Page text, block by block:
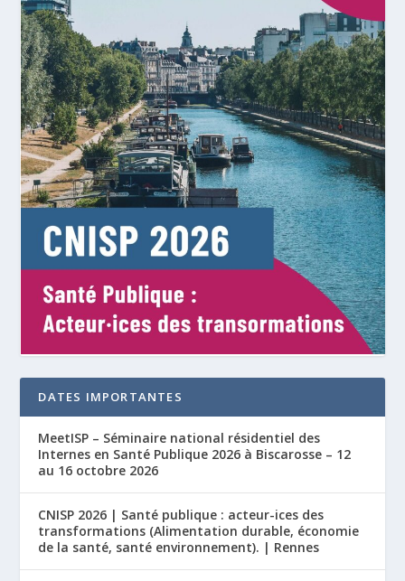
DATES IMPORTANTES
MeetISP – Séminaire national résidentiel des
Internes en Santé Publique 2026 à Biscarosse – 12
au 16 octobre 2026
CNISP 2026 | Santé publique : acteur-ices des
transformations (Alimentation durable, économie
de la santé, santé environnement). | Rennes